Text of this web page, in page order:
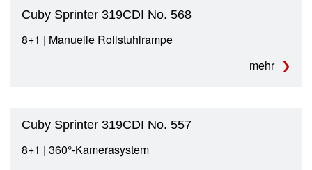
Cuby Sprinter 319CDI No. 568
8+1 | Manuelle Rollstuhlrampe
mehr
Cuby Sprinter 319CDI No. 557
8+1 | 360°-Kamerasystem